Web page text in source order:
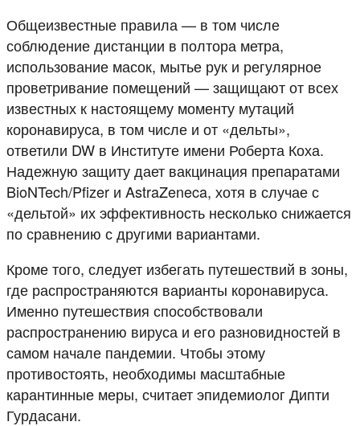
Общеизвестные правила — в том числе
соблюдение дистанции в полтора метра,
использование масок, мытье рук и регулярное
проветривание помещений — защищают от всех
известных к настоящему моменту мутаций
коронавируса, в том числе и от «дельты»,
ответили DW в Институте имени Роберта Коха.
Надежную защиту дает вакцинация препаратами
BioNTech/Pfizer и AstraZeneca, хотя в случае с
«дельтой» их эффективность несколько снижается
по сравнению с другими вариантами.
Кроме того, следует избегать путешествий в зоны,
где распространяются варианты коронавируса.
Именно путешествия способствовали
распространению вируса и его разновидностей в
самом начале пандемии. Чтобы этому
противостоять, необходимы масштабные
карантинные меры, считает эпидемиолог Дипти
Гурдасани.